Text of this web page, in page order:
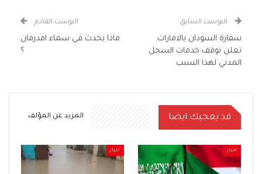
البوست السابق
سفارة السودان بالامارات
تعلن توقف خدمات السجل
المدني لهذا السبب
البوست القادم
ماذا يحدث في سماء امدرمان
؟
قد يعجبك ايضا المزيد عن المؤلف
اخبار اخبار